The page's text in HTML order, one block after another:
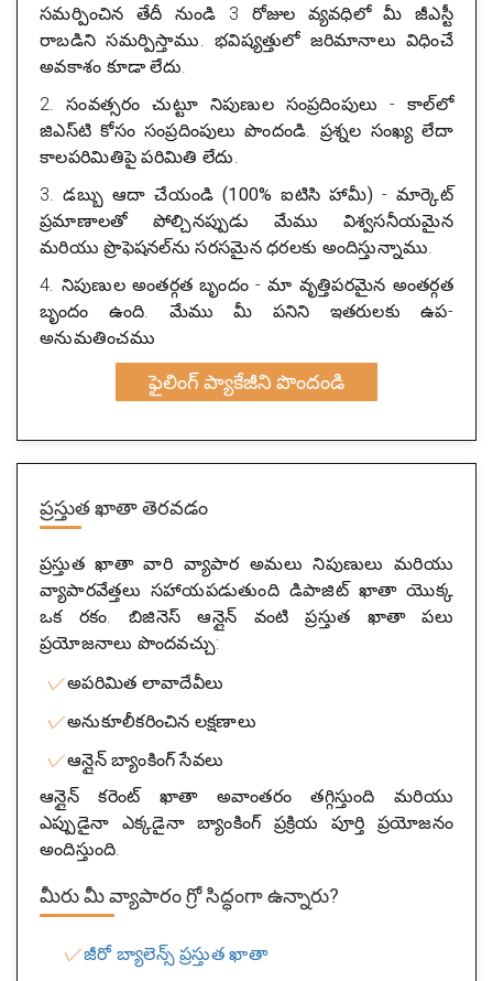
సమర్పించిన తేదీ నుండి 3 రోజుల వ్యవధిలో మీ జీఎస్టీ
రాబడిని సమర్పిస్తాము. భవిష్యత్తులో జరిమానాలు విధించే
అవకాశం కూడా లేదు.
2.సంవత్సరం చుట్టూ నిపుణుల సంప్రదింపులు- కాల్‌లో
జిఎస్‌టి కోసం సంప్రదింపులు పొందండి. ప్రశ్నల సంఖ్య లేదా
కాలపరిమితిపై పరిమితి లేదు.
3.డబ్బు ఆదా చేయండి (100% ఐటిసి హామీ) - మార్కెట్
ప్రమాణాలతో పోల్చినప్పుడు మేము విశ్వసనీయమైన
మరియు ప్రొఫెషనల్‌ను సరసమైన ధరలకు అందిస్తున్నాము.
4. నిపుణుల అంతర్గత బృందం- మా వృత్తిపరమైన అంతర్గత
బృందం ఉంది. మేము మీ పనిని ఇతరులకు ఉప-
అనుమతించము
ఫైలింగ్ ప్యాకేజీని పొందండి
ప్రస్తుత ఖాతా తెరవడం
ప్రస్తుత ఖాతా వారి వ్యాపార అమలు నిపుణులు మరియు
వ్యాపారవేత్తలు సహాయపడుతుంది డిపాజిట్ ఖాతా యొక్క
ఒక రకం. బిజినెస్ ఆన్లైన్ వంటి ప్రస్తుత ఖాతా పలు
ప్రయోజనాలు పొందవచ్చు:
అపరిమిత లావాదేవీలు
అనుకూలీకరించిన లక్షణాలు
ఆన్లైన్ బ్యాంకింగ్ సేవలు
ఆన్లైన్ కరెంట్ ఖాతా అవాంతరం తగ్గిస్తుంది మరియు
ఎప్పుడైనా ఎక్కడైనా బ్యాంకింగ్ ప్రక్రియ పూర్తి ప్రయోజనం
అందిస్తుంది.
మీరు మీ వ్యాపారం గ్రో సిద్ధంగా ఉన్నారు?
జీరో బ్యాలెన్స్ ప్రస్తుత ఖాతా